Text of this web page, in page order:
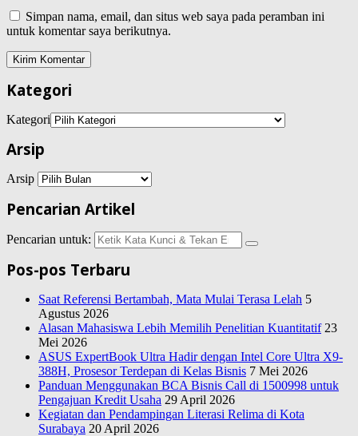
Simpan nama, email, dan situs web saya pada peramban ini
untuk komentar saya berikutnya.
Kategori
Kategori
Arsip
Arsip
Pencarian Artikel
Pencarian untuk:
Pos-pos Terbaru
Saat Referensi Bertambah, Mata Mulai Terasa Lelah 5
Agustus 2026
Alasan Mahasiswa Lebih Memilih Penelitian Kuantitatif 23
Mei 2026
ASUS ExpertBook Ultra Hadir dengan Intel Core Ultra X9-
388H, Prosesor Terdepan di Kelas Bisnis 7 Mei 2026
Panduan Menggunakan BCA Bisnis Call di 1500998 untuk
Pengajuan Kredit Usaha 29 April 2026
Kegiatan dan Pendampingan Literasi Relima di Kota
Surabaya 20 April 2026